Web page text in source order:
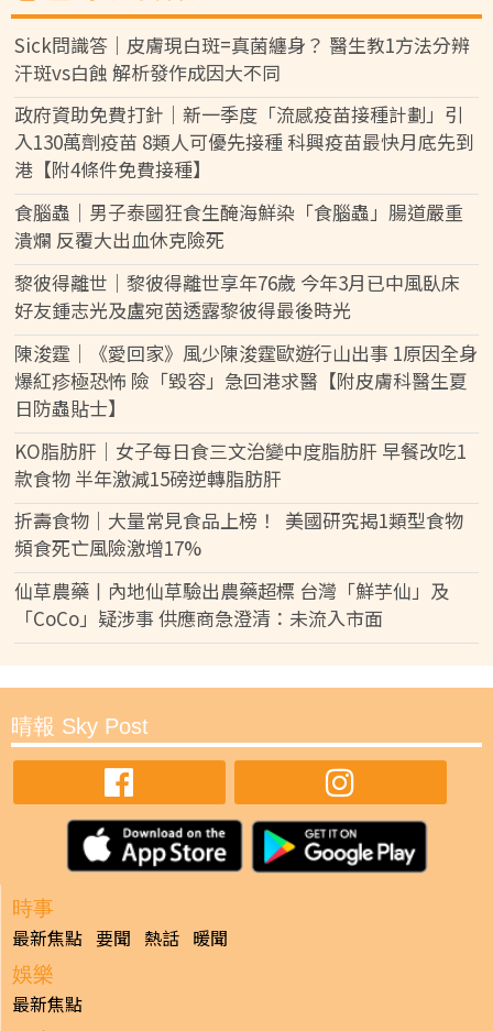
Sick問識答｜皮膚現白斑=真菌纏身？ 醫生教1方法分辨
汗斑vs白蝕 解析發作成因大不同
政府資助免費打針｜新一季度「流感疫苗接種計劃」引
入130萬劑疫苗 8類人可優先接種 科興疫苗最快月底先到
港【附4條件免費接種】
食腦蟲｜男子泰國狂食生醃海鮮染「食腦蟲」腸道嚴重
潰爛 反覆大出血休克險死
黎彼得離世｜黎彼得離世享年76歲 今年3月已中風臥床
好友鍾志光及盧宛茵透露黎彼得最後時光
陳浚霆｜《愛回家》風少陳浚霆歐遊行山出事 1原因全身
爆紅疹極恐怖 險「毀容」急回港求醫【附皮膚科醫生夏
日防蟲貼士】
KO脂肪肝｜女子每日食三文治變中度脂肪肝 早餐改吃1
款食物 半年激減15磅逆轉脂肪肝
折壽食物｜大量常見食品上榜！ 美國研究揭1類型食物
頻食死亡風險激增17%
仙草農藥丨內地仙草驗出農藥超標 台灣「鮮芋仙」及
「CoCo」疑涉事 供應商急澄清：未流入市面
晴報 Sky Post
時事
最新焦點 要聞 熱話 暖聞
娛樂
最新焦點